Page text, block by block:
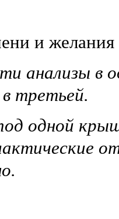
и
анализы в
в третьей.
одной